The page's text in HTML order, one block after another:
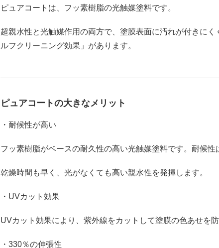
ピュアコートは、フッ素樹脂の光触媒塗料です。
超親水性と光触媒作用の両方で、塗膜表面に汚れが付きに
ルフクリーニング効果」があります。
ピュアコートの大きなメリット
・耐候性が高い
フッ素樹脂がベースの耐久性の高い光触媒塗料です。耐候性
乾燥時間も早く、光がなくても高い親水性を発揮します。
・UVカット効果
UVカット効果により、紫外線をカットして塗膜の色あせを
・330％の伸張性